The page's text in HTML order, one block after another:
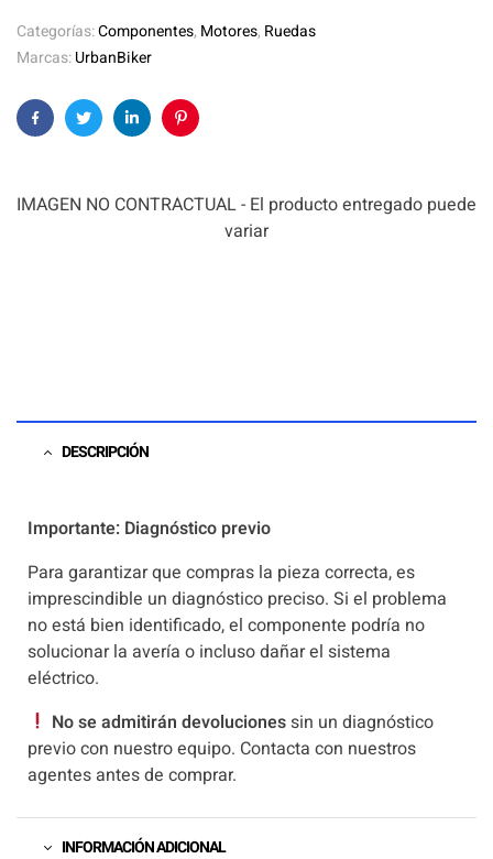
Categorías:Componentes, Motores, Ruedas
Marcas:UrbanBiker
FacebookTwitterLinkedinPinterest
IMAGEN NO CONTRACTUAL - El producto entregado puede
variar
DESCRIPCIÓN
Importante: Diagnóstico previo
Para garantizar que compras la pieza correcta, es
imprescindible un diagnóstico preciso. Si el problema
no está bien identificado, el componente podría no
solucionar la avería o incluso dañar el sistema
eléctrico.
No se admitirán devolucionessin un diagnóstico
previo con nuestro equipo. Contacta con nuestros
agentes antes de comprar.
INFORMACIÓN ADICIONAL